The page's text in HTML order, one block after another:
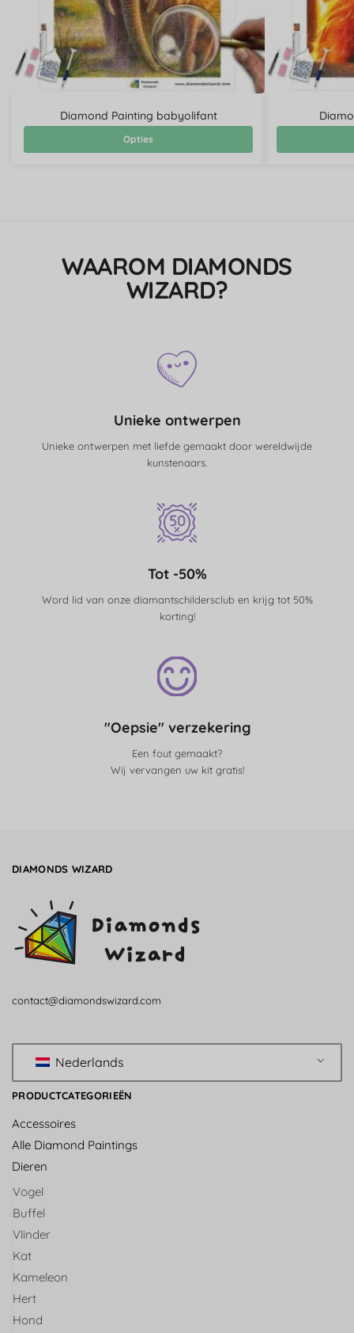
Diamond Painting babyolifant
Opties
WAAROM DIAMONDS
WIZARD?
Unieke ontwerpen
Unieke ontwerpen met liefde gemaakt door wereldwijde
kunstenaars.
Tot -50%
Word lid van onze diamantschildersclub en krijg tot 50%
korting!
"Oepsie" verzekering
Een fout gemaakt?
Wij vervangen uw kit gratis!
DIAMONDS WIZARD
contact@diamondswizard.com
Nederlands
PRODUCTCATEGORIEËN
Accessoires
Alle Diamond Paintings
Dieren
Vogel
Buffel
Vlinder
Kat
Kameleon
Hert
Hond